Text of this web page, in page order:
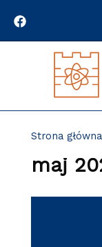
Strona główna
maj